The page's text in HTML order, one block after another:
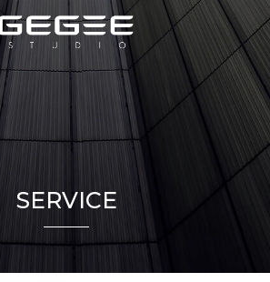
SERVICE